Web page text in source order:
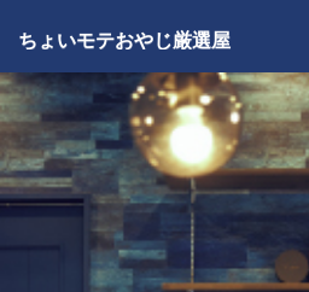
ちょいモテおやじ厳選屋